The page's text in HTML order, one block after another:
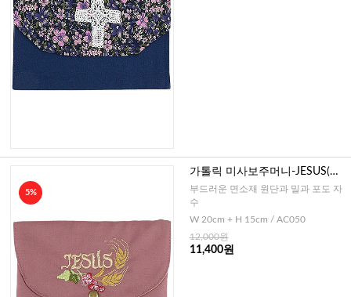
5%
가톨릭 미사보주머니-JESUS(인
디핑크)
부드러운 면소재 원단과 밀과 포도 자
수
W 20cm + H 15cm / AC050
12,000원
11,400원